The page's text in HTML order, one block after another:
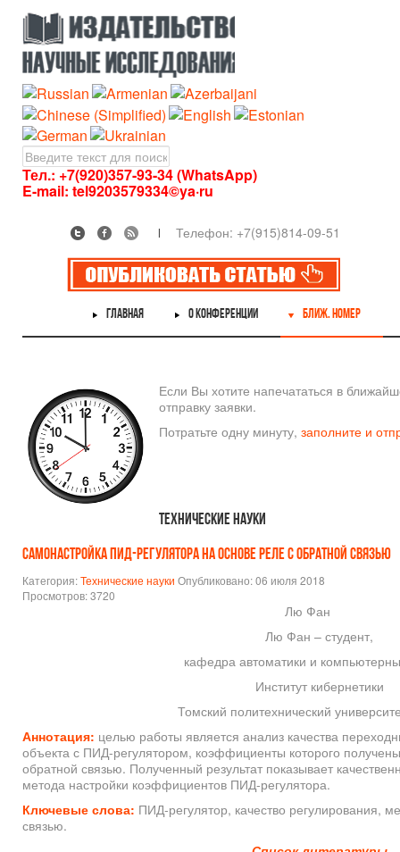
Тел.: +7(920)357-93-34 (WhatsApp)
E-mail: tel9203579334©ya·ru
Телефон: +7(915)814-09-51
ГЛАВНАЯ О КОНФЕРЕНЦИИ БЛИЖ. НОМЕР
Если Вы хотите напечататься в
отправку заявки.
Потратьте одну минуту, заполните и
Технические науки
САМОНАСТРОЙКА ПИД-РЕГУЛЯТОРА НА ОСНОВЕ РЕЛЕ С ОБРАТНОЙ СВЯЗЬЮ
Категория:Технические науки Опубликовано: 06 июля 2018
Просмотров: 3720
Лю Фан
Лю Фан – студент,
кафедра автоматики и
Институт кибернетики
Томский политехнический
Аннотация: целью работы является анализ качества
объекта с ПИД-регулятором, коэффициенты которого
обратной связью. Полученный результат показывает
метода настройки коэффициентов ПИД-регулятора.
Ключевые слова: ПИД-регулятор, качество регулирования,
связью.